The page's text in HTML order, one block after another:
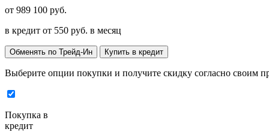
от 989 100 руб.
в кредит от 550 руб. в месяц
Обменять по Трейд-Ин Купить в кредит
Выберите опции покупки и получите скидку согласно своим
Покупка в
кредит